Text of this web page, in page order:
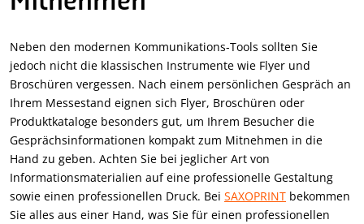
Neben den modernen Kommunikations-Tools sollten Sie
jedoch nicht die klassischen Instrumente wie Flyer und
Broschüren vergessen. Nach einem persönlichen Gespräch an
Ihrem Messestand eignen sich Flyer, Broschüren oder
Produktkataloge besonders gut, um Ihrem Besucher die
Gesprächsinformationen kompakt zum Mitnehmen in die
Hand zu geben. Achten Sie bei jeglicher Art von
Informationsmaterialien auf eine professionelle Gestaltung
sowie einen professionellen Druck. Bei SAXOPRINT bekommen
Sie alles aus einer Hand, was Sie für einen professionellen